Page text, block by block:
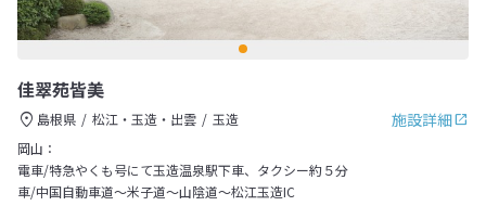
佳翠苑皆美
施設詳細
島根県 松江・玉造・出雲
玉造
岡山：
電車/特急やくも号にて玉造温泉駅下車、タクシー約５分
車/中国自動車道～米子道～山陰道～松江玉造IC